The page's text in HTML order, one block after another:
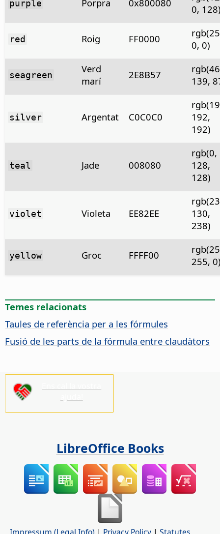
purple Porpra 0x800080
0,
red Roig FF0000
0, 0)
seagreen
Verd
marí
2E8B57
139,
silver Argentat C0C0C0
192,
192)
teal Jade 008080
rgb(0,
128,
128)
violet Violeta EE82EE
130,
238)
yellow Groc FFFF00
255,
Temes relacionats
Taules de referència per a les fórmules
Fusió de les parts de la fórmula entre claudàtors
LibreOffice Books